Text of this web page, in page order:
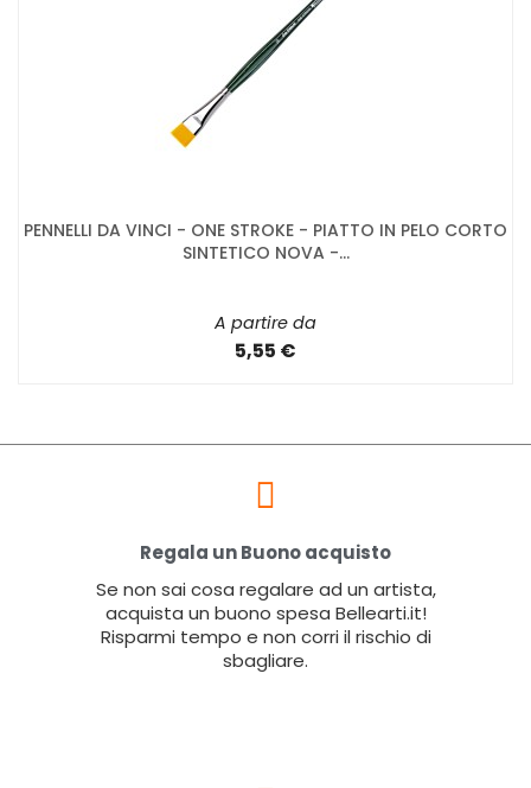
PENNELLI DA VINCI - ONE STROKE - PIATTO IN PELO CORTO
SINTETICO NOVA -...
A partire da
5,55 €
Regala un Buono acquisto
Se non sai cosa regalare ad un artista,
acquista un buono spesa Bellearti.it!
Risparmi tempo e non corri il rischio di
sbagliare.